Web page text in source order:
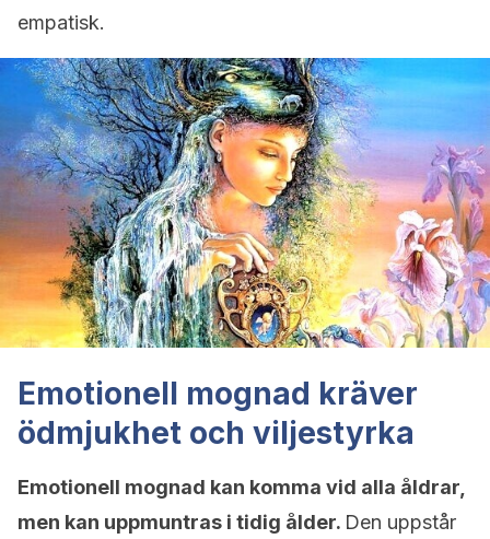
empatisk.
Emotionell mognad kräver
ödmjukhet och viljestyrka
Emotionell mognad kan komma vid alla åldrar,
men kan uppmuntras i tidig ålder. Den uppstår